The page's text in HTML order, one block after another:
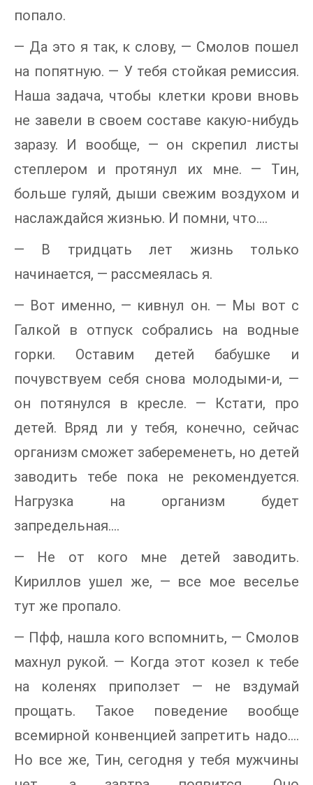
попало.
— Да это я так, к слову, — Смолов пошел
на попятную. — У тебя стойкая ремиссия.
Наша задача, чтобы клетки крови вновь
не завели в своем составе какую-нибудь
заразу. И вообще, — он скрепил листы
степлером и протянул их мне. — Тин,
больше гуляй, дыши свежим воздухом и
наслаждайся жизнью. И помни, что….
— В тридцать лет жизнь только
начинается, — рассмеялась я.
— Вот именно, — кивнул он. — Мы вот с
Галкой в отпуск собрались на водные
горки. Оставим детей бабушке и
почувствуем себя снова молодыми-и, —
он потянулся в кресле. — Кстати, про
детей. Вряд ли у тебя, конечно, сейчас
организм сможет забеременеть, но детей
заводить тебе пока не рекомендуется.
Нагрузка на организм будет
запредельная….
— Не от кого мне детей заводить.
Кириллов ушел же, — все мое веселье
тут же пропало.
— Пфф, нашла кого вспомнить, — Смолов
махнул рукой. — Когда этот козел к тебе
на коленях приползет — не вздумай
прощать. Такое поведение вообще
всемирной конвенцией запретить надо….
Но все же, Тин, сегодня у тебя мужчины